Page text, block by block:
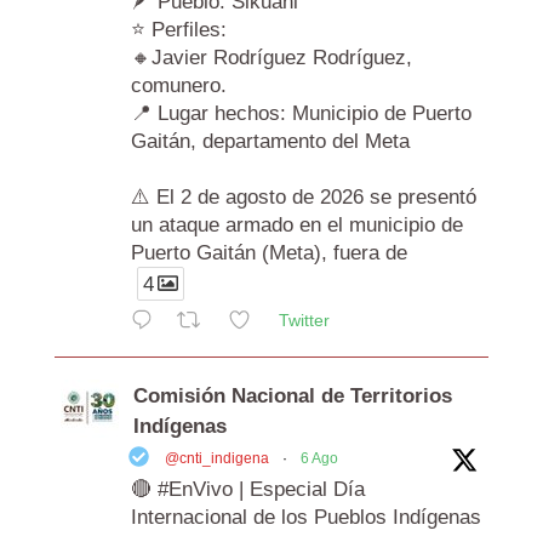
⭐ Perfiles:
🔸Javier Rodríguez Rodríguez,
comunero.
📍 Lugar hechos: Municipio de Puerto
Gaitán, departamento del Meta
⚠️ El 2 de agosto de 2026 se presentó
un ataque armado en el municipio de
Puerto Gaitán (Meta), fuera de
4
Twitter
Comisión Nacional de Territorios
Indígenas
@cnti_indigena · 6 Ago
🔴 #EnVivo | Especial Día
Internacional de los Pueblos Indígenas